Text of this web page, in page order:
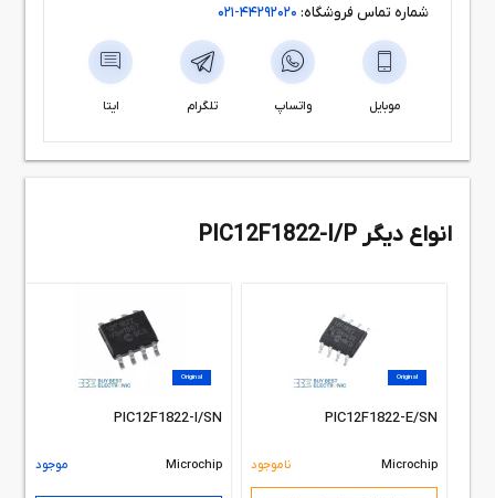
شماره تماس فروشگاه: 44292020-021
موبایل واتساپ تلگرام ایتا
انواع دیگر PIC12F1822-I/P
Original
PIC12F1822-I/SN
Microchip موجود
Original
PIC12F1822-E/SN
Microchip ناموجود